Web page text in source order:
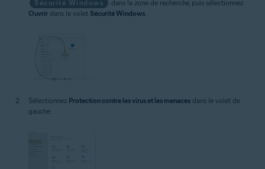
Sécurité Windows
dans la zone de recherche, puis sélectionnez
Ouvrir dans le volet Sécurité Windows.
Sélectionnez Protection contre les virus et les menaces dans le volet de
gauche.